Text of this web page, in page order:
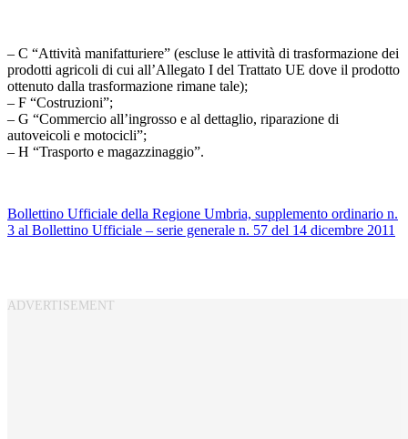
– C “Attività manifatturiere” (escluse le attività di trasformazione dei
prodotti agricoli di cui all’Allegato I del Trattato UE dove il prodotto
ottenuto dalla trasformazione rimane tale);
– F “Costruzioni”;
– G “Commercio all’ingrosso e al dettaglio, riparazione di
autoveicoli e motocicli”;
– H “Trasporto e magazzinaggio”.
Bollettino Ufficiale della Regione Umbria, supplemento ordinario n.
3 al Bollettino Ufficiale – serie generale n. 57 del 14 dicembre 2011